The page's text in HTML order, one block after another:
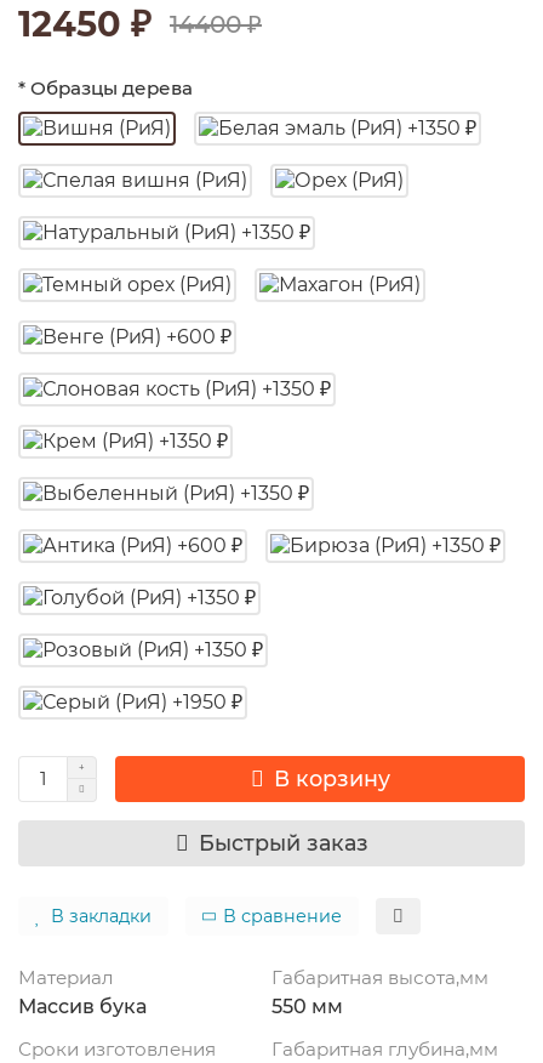
12450 ₽ 14400 ₽
* Образцы дерева
В корзину
Быстрый заказ
В закладки В сравнение
Материал
Массив бука
Габаритная высота,мм
550 мм
Сроки изготовления
Габаритная глубина,мм